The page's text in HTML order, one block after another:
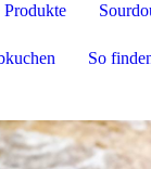
Produkte
So